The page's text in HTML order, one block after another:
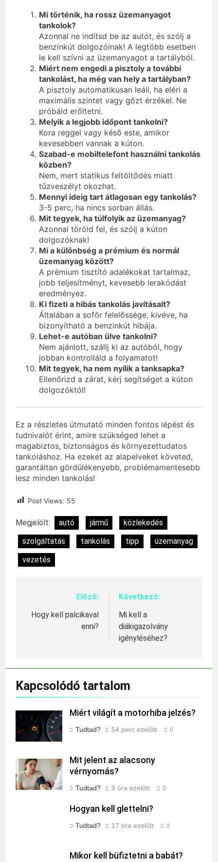
Mi történik, ha rossz üzemanyagot
tankolok?
Azonnal ne indítsd be az autót, és szólj a
benzinkút dolgozóinak! A legtöbb esetben
le kell szívni az üzemanyagot a tartályból.
Miért nem engedi a pisztoly a további
tankolást, ha még van hely a tartályban?
A pisztoly automatikusan leáll, ha eléri a
maximális szintet vagy gőzt érzékel. Ne
próbáld erőltetni.
Melyik a legjobb időpont tankolni?
Kora reggel vagy késő este, amikor
kevesebben vannak a kúton.
Szabad-e mobiltelefont használni tankolás
közben?
Nem, mert statikus feltöltődés miatt
tűzveszélyt okozhat.
Mennyi ideig tart átlagosan egy tankolás?
3-5 perc, ha nincs sorban állás.
Mit tegyek, ha túlfolyik az üzemanyag?
Azonnal töröld fel, és szólj a kúton
dolgozóknak!
Mi a különbség a prémium és normál
üzemanyag között?
A prémium tisztító adalékokat tartalmaz,
jobb teljesítményt, kevesebb lerakódást
eredményez.
Ki fizeti a hibás tankolás javításait?
Általában a sofőr felelőssége, kivéve, ha
bizonyítható a benzinkút hibája.
Lehet-e autóban ülve tankolni?
Nem ajánlott, szállj ki az autóból, hogy
jobban kontrolláld a folyamatot!
Mit tegyek, ha nem nyílik a tanksapka?
Ellenőrizd a zárat, kérj segítséget a kúton
dolgozóktól!
Ez a részletes útmutató minden fontos lépést és
tudnivalót érint, amire szükséged lehet a
magabiztos, biztonságos és környezettudatos
tankoláshoz. Ha ezeket az alapelveket követed,
garantáltan gördülékenyebb, problémamentesebb
lesz minden tankolás!
Post Views: 55
Megjelölt: autó jármű
közlekedés
szolgáltatás
tankolás tipp
üzemanyag
vezetés
Bejegyzés
navigáció
Előző:
Hogy kell palcikaval
enni?
Következő:
Mi kell a
diákigazolvány
igényléséhez?
Kapcsolódó tartalom
Miért világít a motorhiba jelzés?
Tudtad? 54 perc ezelőtt 0
Mit jelent az alacsony
vérnyomás?
Tudtad? 9 óra ezelőtt 0
Hogyan kell glettelni?
Tudtad? 17 óra ezelőtt 0
Mikor kell büfiztetni a babát?